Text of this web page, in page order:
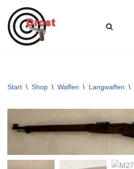
Zum
Inhalt
Start \ Shop \ Waffen \ Langwaffen \